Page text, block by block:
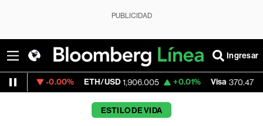
PUBLICIDAD
Ingresar
ETH/USD 1,906.005 +0.01% Visa 370.47 +0.52%
ESTILO DE VIDA